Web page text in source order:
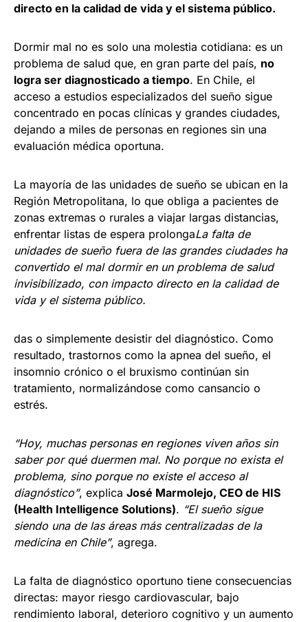
directo en la calidad de vida y el sistema público.
Dormir mal no es solo una molestia cotidiana: es un
problema de salud que, en gran parte del país, no
logra ser diagnosticado a tiempo. En Chile, el
acceso a estudios especializados del sueño sigue
concentrado en pocas clínicas y grandes ciudades,
dejando a miles de personas en regiones sin una
evaluación médica oportuna.
La mayoría de las unidades de sueño se ubican en la
Región Metropolitana, lo que obliga a pacientes de
zonas extremas o rurales a viajar largas distancias,
enfrentar listas de espera prolongaLa falta de
unidades de sueño fuera de las grandes ciudades ha
convertido el mal dormir en un problema de salud
invisibilizado, con impacto directo en la calidad de
vida y el sistema público.
das o simplemente desistir del diagnóstico. Como
resultado, trastornos como la apnea del sueño, el
insomnio crónico o el bruxismo continúan sin
tratamiento, normalizándose como cansancio o
estrés.
“Hoy, muchas personas en regiones viven años sin
saber por qué duermen mal. No porque no exista el
problema, sino porque no existe el acceso al
diagnóstico”, explica José Marmolejo, CEO de HIS
(Health Intelligence Solutions). “El sueño sigue
siendo una de las áreas más centralizadas de la
medicina en Chile”, agrega.
La falta de diagnóstico oportuno tiene consecuencias
directas: mayor riesgo cardiovascular, bajo
rendimiento laboral, deterioro cognitivo y un aumento